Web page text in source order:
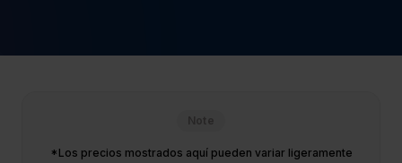
*Los precios mostrados aquí pueden variar ligeramente